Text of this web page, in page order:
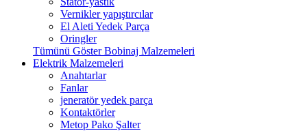
Vernikler yapıştırcılar
El Aleti Yedek Parça
Oringler
Tümünü Göster Bobinaj Malzemeleri
Elektrik Malzemeleri
Anahtarlar
Fanlar
jeneratör yedek parça
Kontaktörler
Metop Pako Şalter